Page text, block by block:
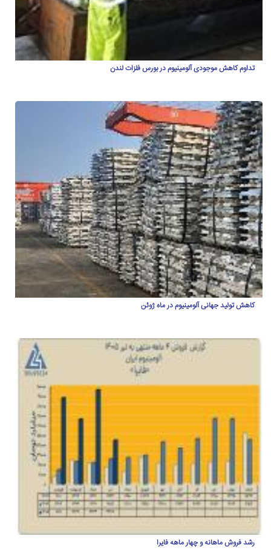
تداوم کاهش موجودی آلومینیوم در بورس فلزات لندن
کاهش تولید جهانی آلومینیوم در ماه ژوئن
رشد فروش ماهانه و چهار ماهه فایرا